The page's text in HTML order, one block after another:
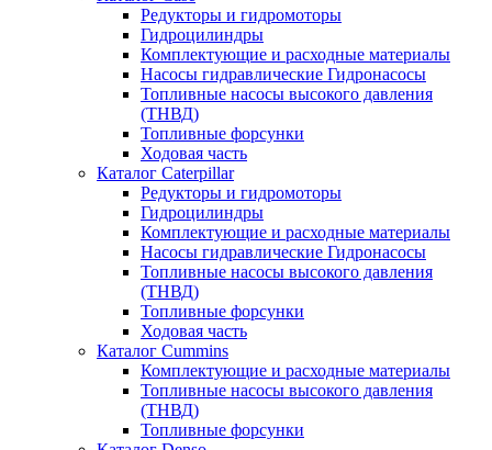
Редукторы и гидромоторы
Гидроцилиндры
Комплектующие и расходные материалы
Насосы гидравлические Гидронасосы
Топливные насосы высокого давления
(ТНВД)
Топливные форсунки
Ходовая часть
Каталог Caterpillar
Редукторы и гидромоторы
Гидроцилиндры
Комплектующие и расходные материалы
Насосы гидравлические Гидронасосы
Топливные насосы высокого давления
(ТНВД)
Топливные форсунки
Ходовая часть
Каталог Cummins
Комплектующие и расходные материалы
Топливные насосы высокого давления
(ТНВД)
Топливные форсунки